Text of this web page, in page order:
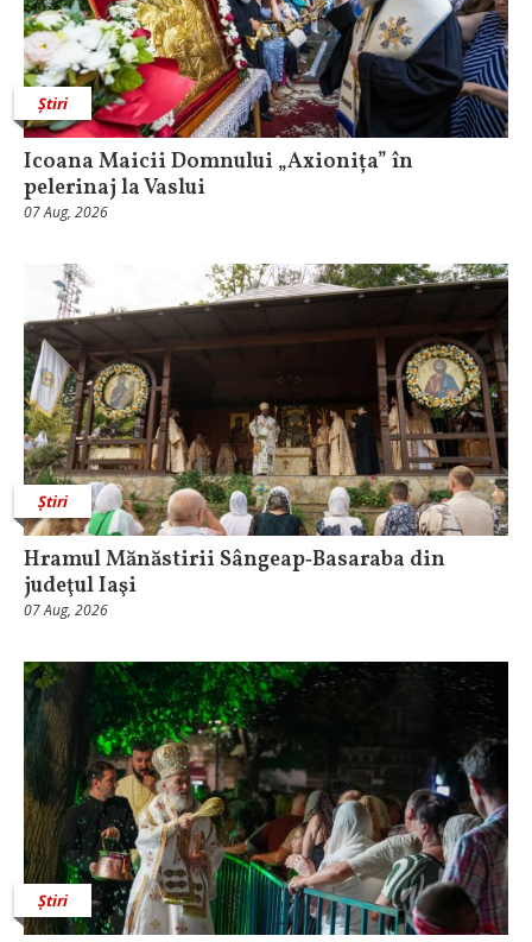
Știri
Icoana Maicii Domnului „Axionița” în
pelerinaj la Vaslui
07 Aug, 2026
Știri
Hramul Mănăstirii Sângeap‑Basaraba din
judeţul Iaşi
07 Aug, 2026
Știri